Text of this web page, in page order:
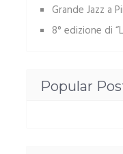
Grande Jazz a
8° edizione di
Popular